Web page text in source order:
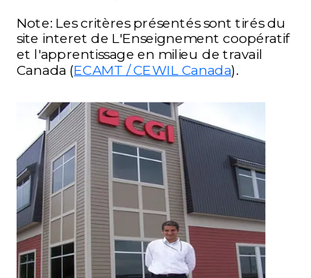
Note: Les critères présentés sont tirés du
site interet de L'Enseignement coopératif
et l'apprentissage en milieu de travail
Canada (ECAMT / CEWIL Canada).